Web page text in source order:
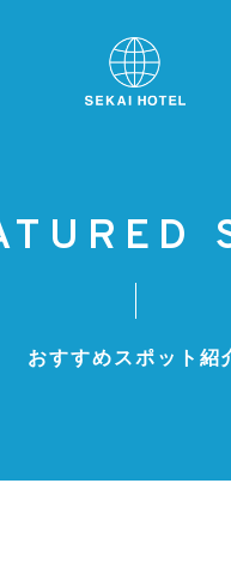
おすすめスポット紹